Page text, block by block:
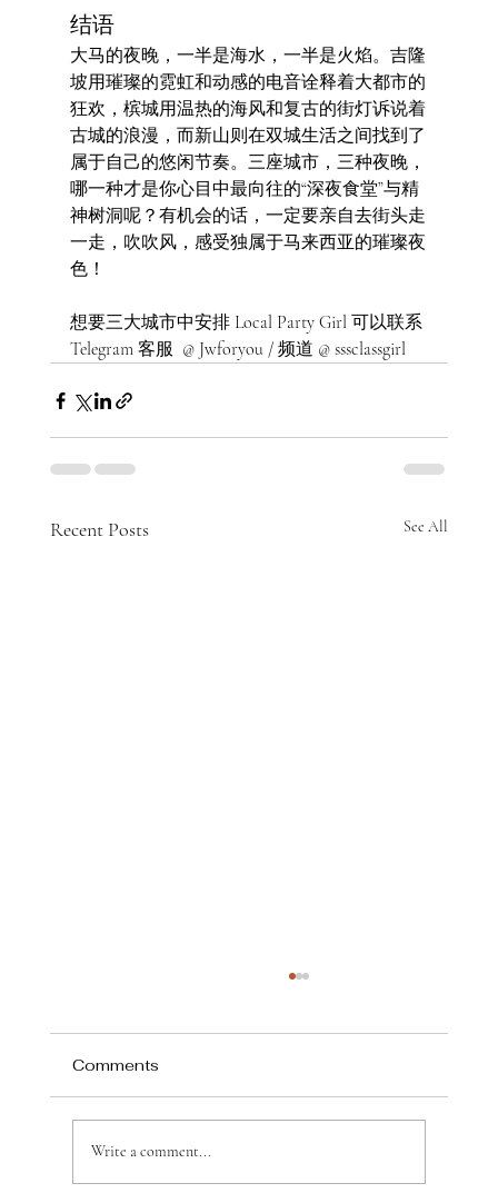
结语
大马的夜晚，一半是海水，一半是火焰。吉隆
坡用璀璨的霓虹和动感的电音诠释着大都市的
狂欢，槟城用温热的海风和复古的街灯诉说着
古城的浪漫，而新山则在双城生活之间找到了
属于自己的悠闲节奏。三座城市，三种夜晚，
哪一种才是你心目中最向往的“深夜食堂”与精
神树洞呢？有机会的话，一定要亲自去街头走
一走，吹吹风，感受独属于马来西亚的璀璨夜
色！
想要三大城市中安排 Local Party Girl 可以联系
Telegram 客服  @ Jwforyou / 频道 @ sssclassgirl
Recent Posts See All
Comments
Write a comment...